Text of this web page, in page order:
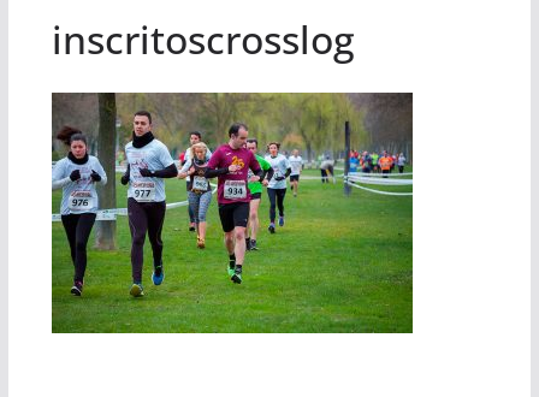
inscritoscrosslog